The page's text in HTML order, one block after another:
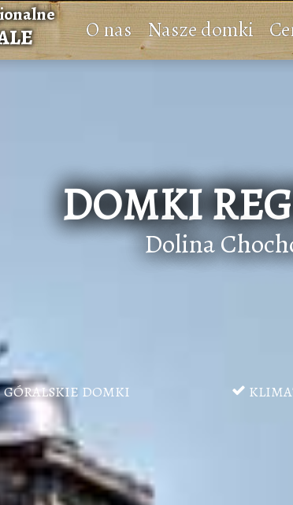
O nas Nasze domki
DOMKI
Dolina
GÓRALSKIE DOMKI